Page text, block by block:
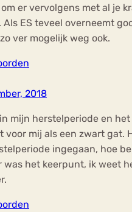
er vervolgens met al je
Als ES teveel overneemt
ver mogelijk weg ook.
2018
mijn herstelperiode en
voor mij als een zwart gat.
ingegaan, hoe
was het keerpunt, ik weet